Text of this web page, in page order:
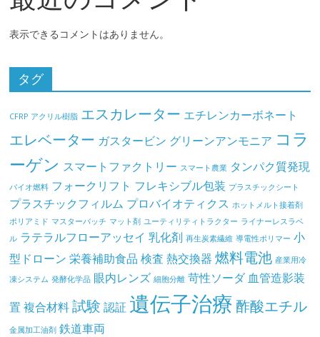
表示できるコメントはありません。
タグ
CFRP アクリル樹脂 エスカレーター エチレンカーボネート
エレベーター ガスタービン グリーンアンモニア コラ
ーゲン スマートファクトリー スマート農業 タンパク質発現
バイオ燃料 フォークリフト フレキシブル包装 プラスチックシート
プラスチックフィルム プロバイオティクス ホットメルト接着剤
ポリアミド マスターバッチ マット剤 ユーティリティトラクター ライナーレスラベ
ル ラテラルフローアッセイ 乳化剤 再生炭素繊維 導電性ポリマー 小
型ドローン 栄養補助食品 検査 熱交換器 燃料電池 産業用冷
凍システム 発酵化学品 眼内レンズ 細胞分離 苛性ソーダ 血管造影装
置 複合材料 試験 認証 遺伝子治療 酢酸エチル
金属加工油剤 鉄道車両